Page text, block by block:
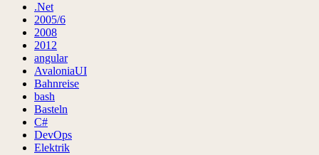
.Net
2005/6
2008
2012
angular
AvaloniaUI
Bahnreise
bash
Basteln
C#
DevOps
Elektrik